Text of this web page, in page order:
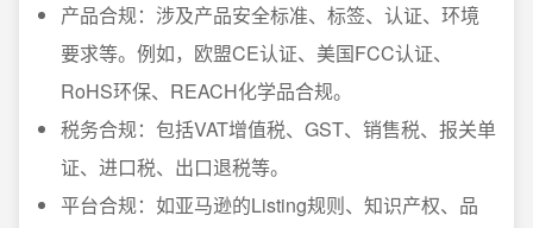
产品合规：涉及产品安全标准、标签、认证、环境
要求等。例如，欧盟CE认证、美国FCC认证、
RoHS环保、REACH化学品合规。
税务合规：包括VAT增值税、GST、销售税、报关单
证、进口税、出口退税等。
平台合规：如亚马逊的Listing规则、知识产权、品